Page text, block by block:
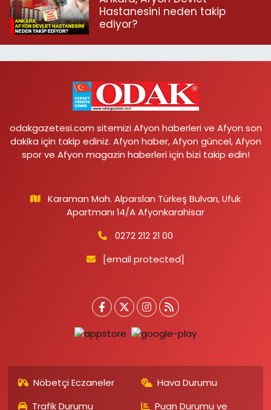
Hastanesini neden takip
ediyor?
odakgazetesi.com sitemizi Afyon haberleri ve Afyon son
dakika için takip ediniz. Afyon haber, Afyon güncel, Afyon
spor ve Afyon magazin haberleri için bizi takip edin!
Karaman Mah. Alparslan Türkeş Bulvarı, Ufuk
Apartmanı 14/A Afyonkarahisar
0272 212 21 00
[email protected]
Nöbetçi Eczaneler
Hava Durumu
Trafik Durumu
Puan Durumu ve